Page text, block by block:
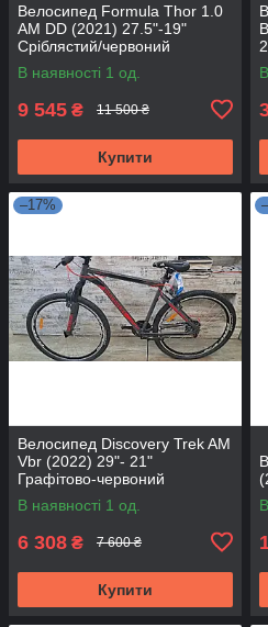
Велосипед Formula Thor 1.0
AM DD (2021) 27.5"-19"
Сріблястий/червоний
В наявності 1 од.
9 545 ₴ 11 500 ₴
Купити
–17%
Велосипед Discovery Trek AM
Vbr (2022) 29"- 21"
Графітово-червоний
В наявності 1 од.
6 308 ₴ 7 600 ₴
Купити